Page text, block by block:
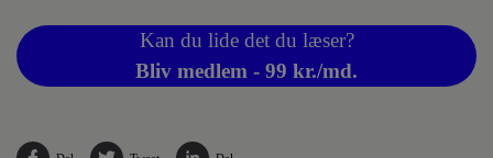
Kan du lide det du læser?
Bliv medlem - 99 kr./md.